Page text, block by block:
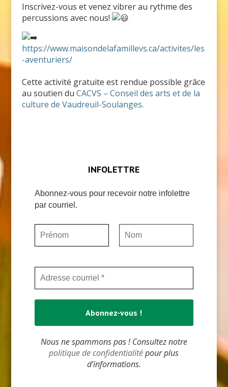
Inscrivez-vous et venez vibrer au rythme des
percussions avec nous!
https://www.maisondelafamillevs.ca/activites/les
-aventuriers/
Cette activité gratuite est rendue possible grâce
au soutien du CACVS – Conseil des arts et de la
culture de Vaudreuil-Soulanges.
INFOLETTRE
Abonnez-vous pour recevoir notre infolettre
par courriel.
Nous ne spammons pas ! Consultez notre
politique de confidentialitépour plus
d’informations.